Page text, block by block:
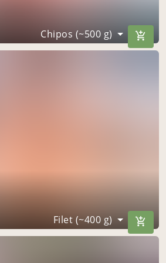
Chipos (~500 g)
Filet (~400 g)